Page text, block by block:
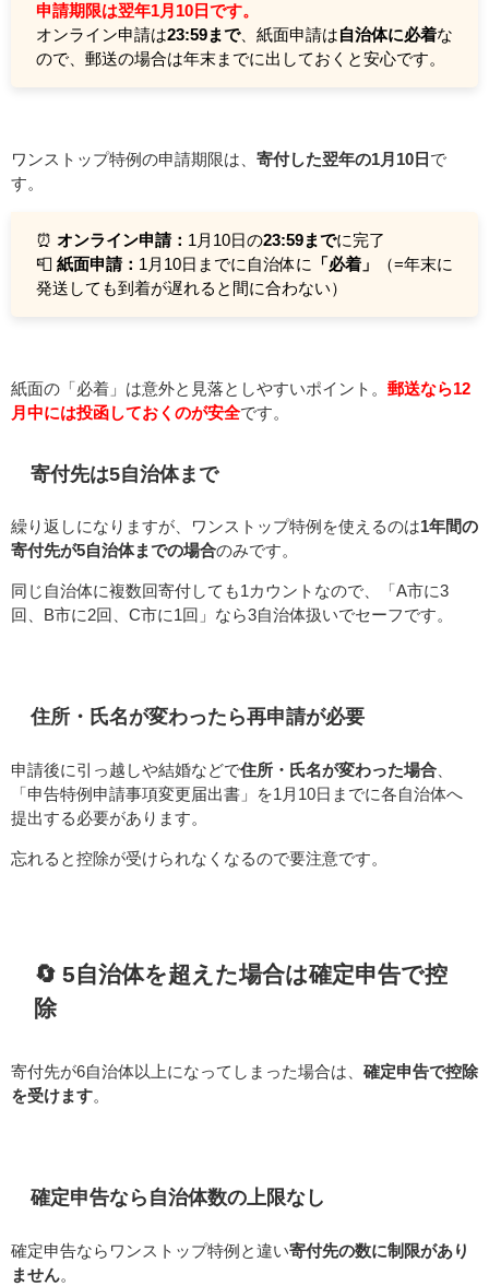
申請期限は翌年1月10日です。
オンライン申請は23:59まで、紙面申請は 自治体に必着な
ので、郵送の場合は年末までに出しておくと安心です。
ワンストップ特例の申請期限は、 寄付した翌年の1月10日 で
す。
⏰ オンライン申請： 1月10日の23:59までに完了
📮 紙面申請： 1月10日までに自治体に 「必着」
（=年末に
発送しても到着が遅れると間に合わない）
紙面の「必着」は意外と見落としやすいポイント。 郵送なら12
月中には投函しておくのが安全です。
寄付先は5自治体まで
繰り返しになりますが、ワンストップ特例を使えるのは1年間の
寄付先が5自治体までの場合のみです。
同じ自治体に複数回寄付しても1カウントなので、「A市に3
回、B市に2回、C市に1回」なら3自治体扱いでセーフです。
住所・氏名が変わったら再申請が必要
申請後に引っ越しや結婚などで住所・氏名が変わった場合
「申告特例申請事項変更届出書」を1月10日までに各自治体へ
提出する必要があります。
忘れると控除が受けられなくなるので要注意です。
🔄 5自治体を超えた場合は確定申告で控
除
寄付先が6自治体以上になってしまった場合は、 確定申告で控除
を受けます
確定申告なら自治体数の上限なし
確定申告ならワンストップ特例と違い寄付先の数に制限があり
ません